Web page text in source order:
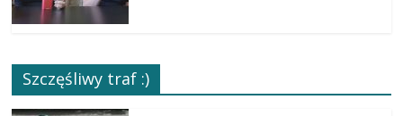
Szczęśliwy traf :)